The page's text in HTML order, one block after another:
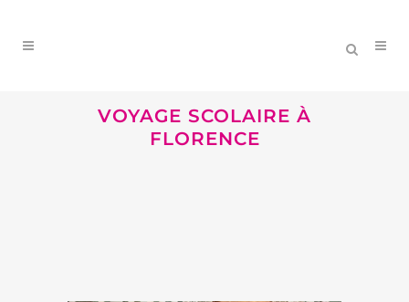
VOYAGE SCOLAIRE À
FLORENCE